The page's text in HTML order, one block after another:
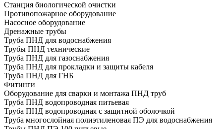
Cтанция биологической очистки
Противопожарное оборудование
Насосное оборудование
Дренажные трубы
Труба ПНД для водоснабжения
Трубы ПНД технические
Труба ПНД для газоснабжения
Труба ПНД для прокладки и защиты кабеля
Труба ПНД для ГНБ
Фитинги
Оборудование для сварки и монтажа ПНД труб
Труба ПНД водопроводная питьевая
Труба ПНД водопроводная с защитной оболочкой
Труба многослойная полиэтиленовая ПЭ для водоснабжения